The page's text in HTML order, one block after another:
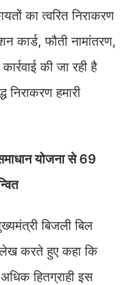
का त्वरित निराकरण
कार्ड, फौती नामांतरण,
की जा रही है
हमारी
योजना से 69
बिजली बिल
करते हुए कहा कि
हितग्राही इस